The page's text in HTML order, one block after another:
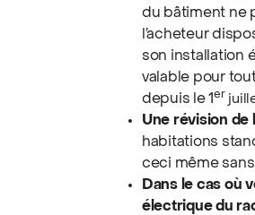
du bâtiment ne
l’acheteur
son installation
valable pour
depuis le 1er
Une révision de
habitations
ceci même
Dans le cas où
électrique du